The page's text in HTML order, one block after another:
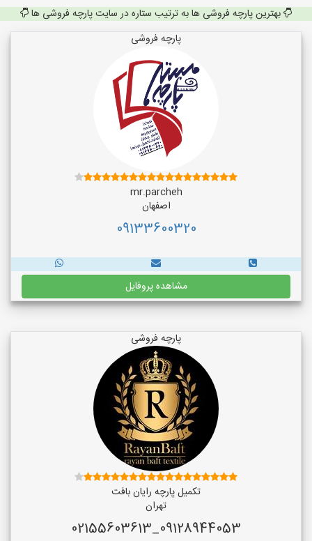
بهترین پارچه فروشی ها به ترتیب ستاره در سایت پارچه فروشی ها
پارچه فروشی
mr.parcheh
اصفهان
09133600320
مشاهده پروفایل
پارچه فروشی
تکمیل پارچه رایان بافت
تهران
09128944053_02155603613